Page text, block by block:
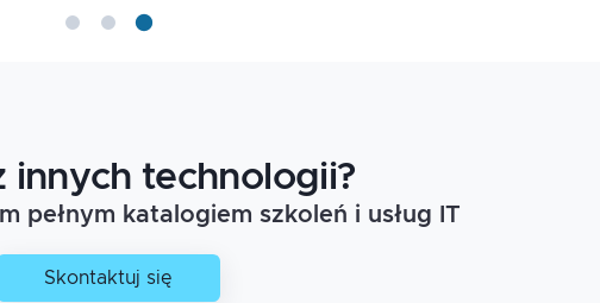
innych technologii?
pełnym katalogiem szkoleń i usług IT
Skontaktuj się